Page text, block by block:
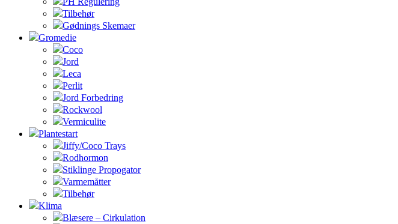
Tilbehør
Gødnings Skemaer
Gromedie
Coco
Jord
Leca
Perlit
Jord Forbedring
Rockwool
Vermiculite
Plantestart
Jiffy/Coco Trays
Rodhormon
Stiklinge Propogator
Varmemåtter
Tilbehør
Klima
Blæsere – Cirkulation